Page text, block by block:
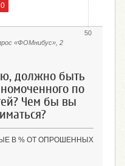
50
«ФОМнибус», 2
должно быть
по
Чем бы вы
В % ОТ ОПРОШЕННЫХ